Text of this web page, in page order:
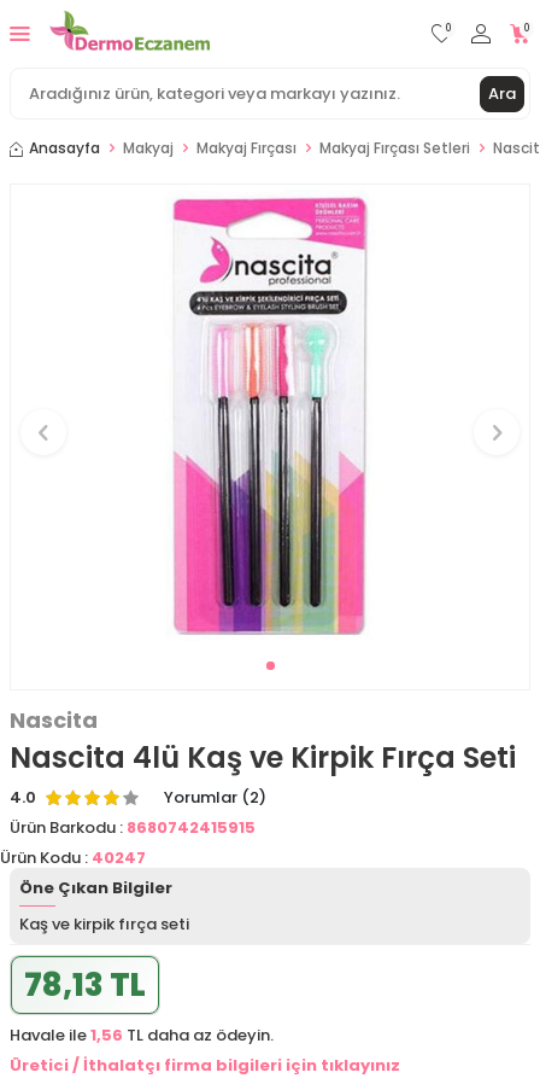
Ara
0 0
Anasayfa Makyaj Makyaj Fırçası Makyaj Fırçası Setleri
Nascita
Nascita 4lü Kaş ve Kirpik Fırça Seti
4.0
Yorumlar (2)
Ürün Barkodu : 8680742415915
Ürün Kodu : 40247
Öne Çıkan Bilgiler
Kaş ve kirpik fırça seti
78,13 TL
Havale ile1,56 TL daha az ödeyin.
Üretici / İthalatçı firma bilgileri için tıklayınız